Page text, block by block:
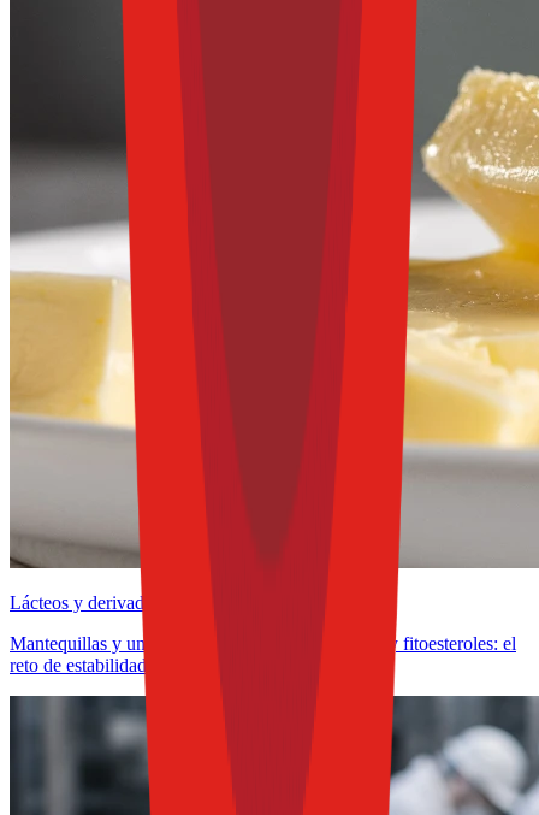
Lácteos y derivados
Mantequillas y untables funcionales con omega-3 y fitoesteroles: el
reto de estabilidad frente a la oxidación